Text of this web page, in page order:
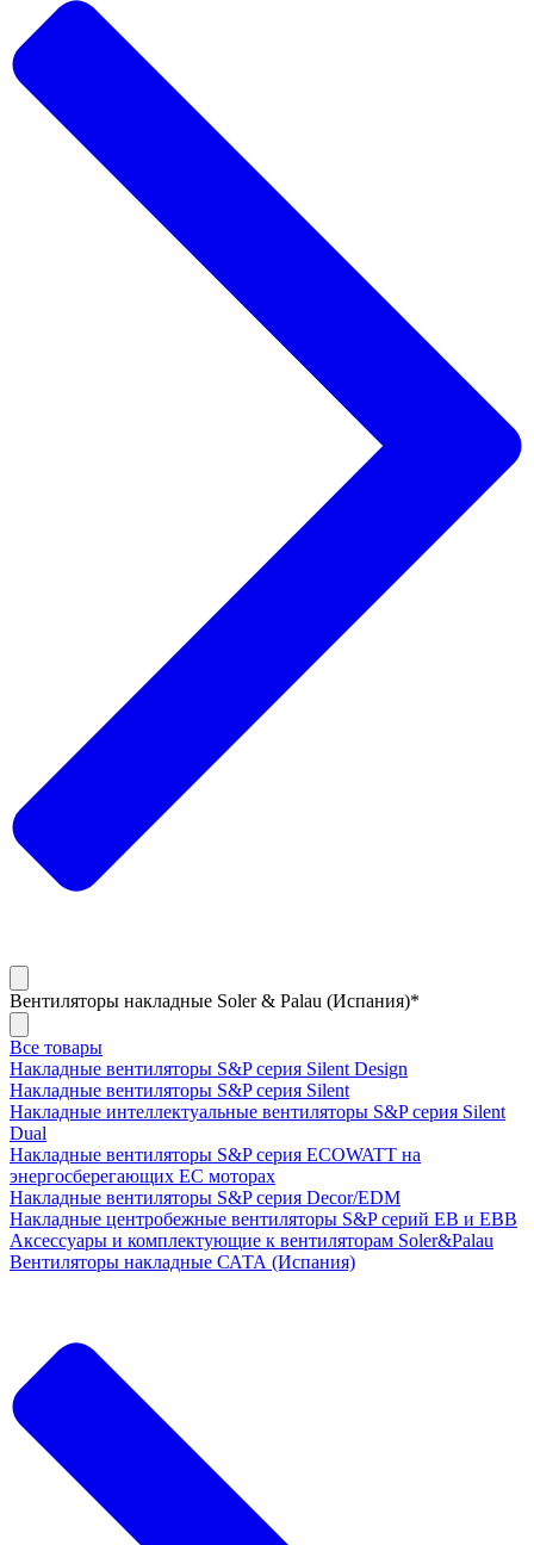
Вентиляторы накладные Soler & Palau (Испания)*
Все товары
Накладные вентиляторы S&P серия Silent Design
Накладные вентиляторы S&P серия Silent
Накладные интеллектуальные вентиляторы S&P серия Silent
Dual
Накладные вентиляторы S&P серия ECOWATT на
энергосберегающих ЕС моторах
Накладные вентиляторы S&P серия Decor/EDM
Накладные центробежные вентиляторы S&P серий EB и EBB
Аксессуары и комплектующие к вентиляторам Soler&Palau
Вентиляторы накладные САТА (Испания)